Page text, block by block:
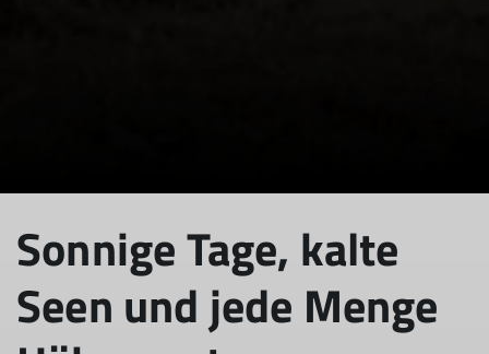
Sonnige Tage, kalte
Seen und jede Menge